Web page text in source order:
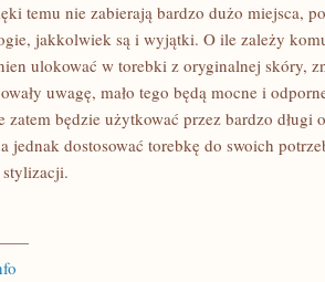
temu nie zabierają bardzo dużo miejsca,
jakkolwiek są i wyjątki. O ile zależy
ulokować w torebki z oryginalnej skóry,
uwagę, mało tego będą mocne i
zatem będzie użytkować przez bardzo długi
jednak dostosować torebkę do swoich